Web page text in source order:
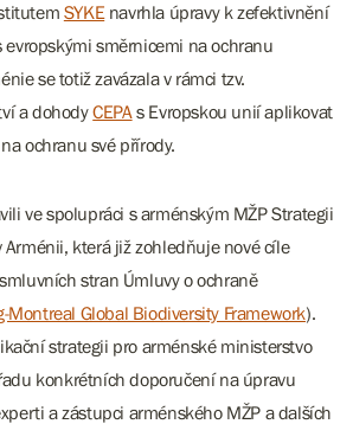
SYKE navrhla úpravy k zefektivnění
evropskými směrnicemi na ochranu
se totiž zavázala v rámci tzv.
a dohodyCEPA s Evropskou unií aplikovat
ochranu své přírody.
ve spolupráci s arménským MŽP Strategii
která již zohledňuje nové cíle
stran Úmluvy o ochraně
Montreal Global Biodiversity Framework).
strategii pro arménské ministerstvo
konkrétních doporučení na úpravu
a zástupci arménského MŽP a dalších